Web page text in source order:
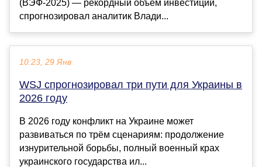
(ВЭФ-2025) — рекордный объем инвестиций,
спрогнозировал аналитик Влади...
10:23, 29 Янв
WSJ спрогнозировал три пути для Украины в
2026 году
В 2026 году конфликт на Украине может
развиваться по трём сценариям: продолжение
изнурительной борьбы, полный военный крах
украинского государства ил...